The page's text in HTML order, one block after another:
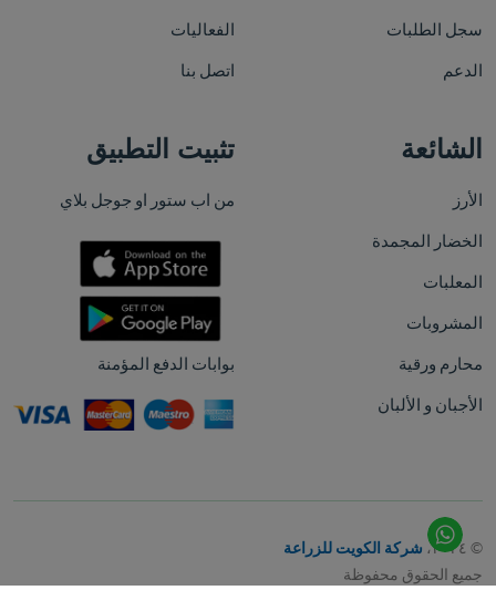
سجل الطلبات
الدعم
الفعاليات
اتصل بنا
الشائعة
الأرز
الخضار المجمدة
المعلبات
المشروبات
محارم ورقية
الأجبان و الألبان
تثبيت التطبيق
من اب ستور او جوجل بلاي
بوابات الدفع المؤمنة
© ٢٠٢٤،
شركة الكويت للزراعة
جميع الحقوق محفوظة